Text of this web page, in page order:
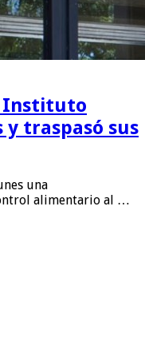
Instituto
traspasó sus
una
alimentario al …